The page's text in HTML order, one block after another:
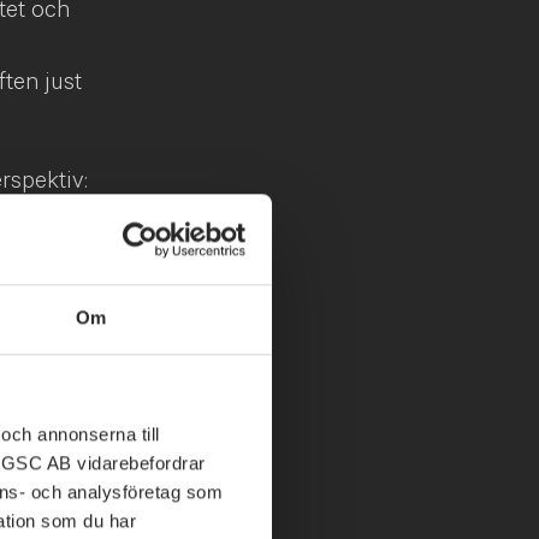
Om
annonserna till
AB vidarebefordrar
och analysföretag som
som du har
och
just
i
starka